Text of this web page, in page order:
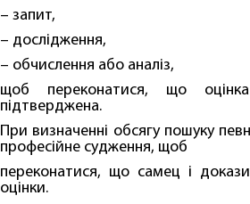
– запит,
– дослідження,
– обчислення або аналіз,
щоб переконатися, що
підтверджена.
При визначенні обсягу пошуку
професійне судження, щоб
переконатися, що самец і
оцінки.